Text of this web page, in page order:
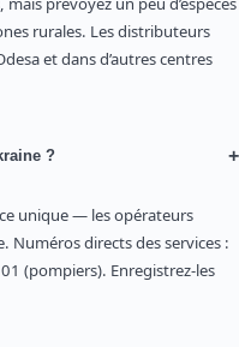
rurales. Les distributeurs
et dans d’autres centres
? +
unique — les opérateurs
Numéros directs des services :
(pompiers). Enregistrez-les